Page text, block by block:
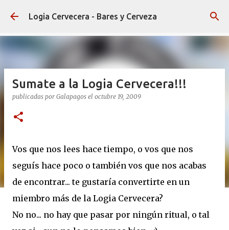
Ir al contenido principal
Logia Cervecera - Bares y Cerveza
Sumate a la Logia Cervecera!!!
publicadas por Galapagos el octubre 19, 2009
Vos que nos lees hace tiempo, o vos que nos
seguís hace poco o también vos que nos acabas
de encontrar... te gustaría convertirte en un
miembro más de la Logia Cervecera?
No no... no hay que pasar por ningún ritual, o tal